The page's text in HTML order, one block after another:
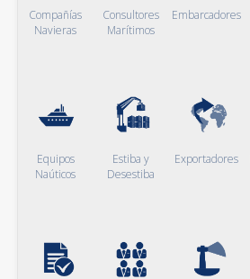
Compañías
Navieras
Consultores
Marítimos
Embarcadores
Equipos
Naúticos
Estiba y
Desestiba
Exportadores